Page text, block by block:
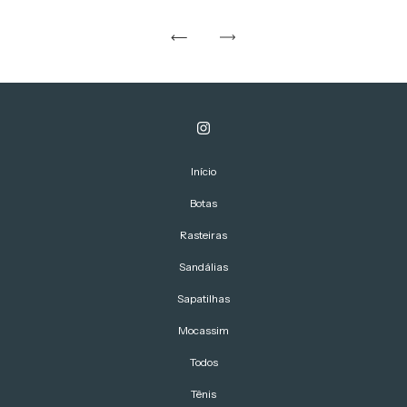
Início
Botas
Rasteiras
Sandálias
Sapatilhas
Mocassim
Todos
Tênis